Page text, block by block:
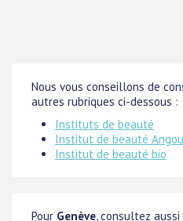
Nous vous conseillons de
autres rubriques ci-dessous :
Instituts de beauté
Institut de beauté
Institut de beauté bio
Pour Genève, consultez aussi